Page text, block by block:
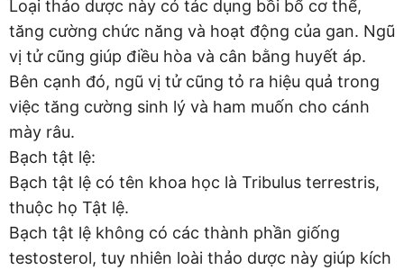
Loại thảo dược này có tác dụng bồi bổ cơ thể,
tăng cường chức năng và hoạt động của gan. Ngũ
vị tử cũng giúp điều hòa và cân bằng huyết áp.
Bên cạnh đó, ngũ vị tử cũng tỏ ra hiệu quả trong
việc tăng cường sinh lý và ham muốn cho cánh
mày râu.
Bạch tật lệ:
Bạch tật lệ có tên khoa học là Tribulus terrestris,
thuộc họ Tật lệ.
Bạch tật lệ không có các thành phần giống
testosterol, tuy nhiên loài thảo dược này giúp kích